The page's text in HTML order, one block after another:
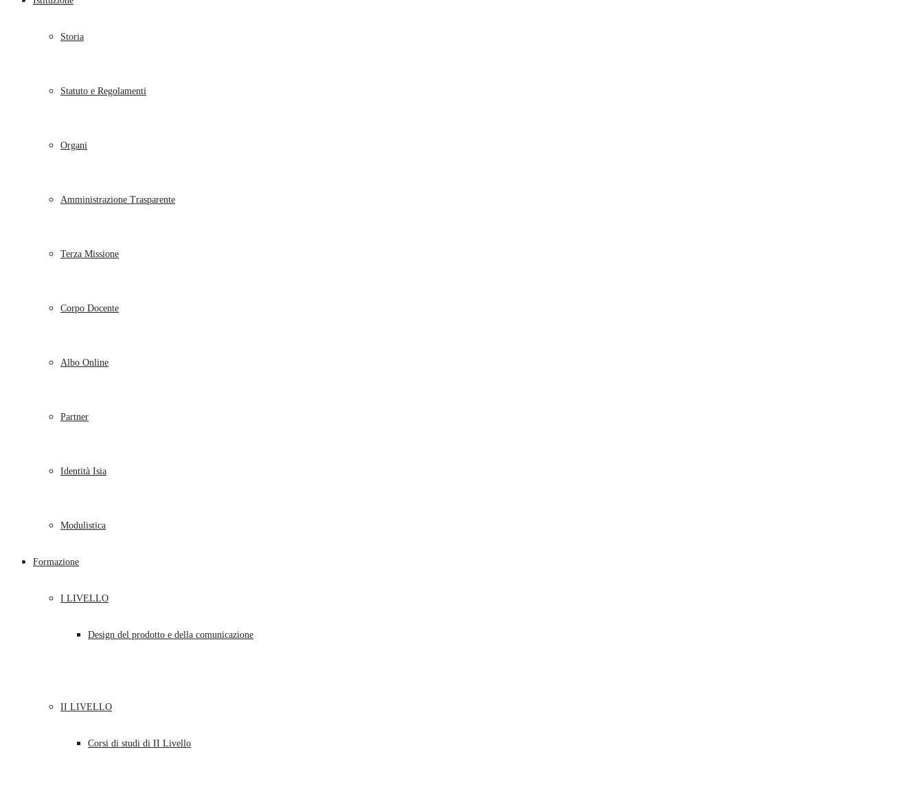
Storia
Statuto e Regolamenti
Organi
Amministrazione Trasparente
Terza Missione
Corpo Docente
Albo Online
Partner
Identità Isia
Modulistica
Formazione
I LIVELLO
Design del prodotto e della comunicazione
II LIVELLO
Corsi di studi di II Livello